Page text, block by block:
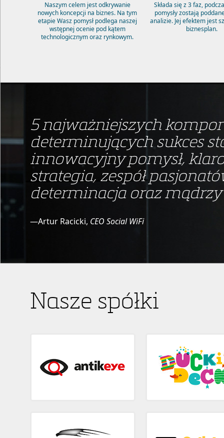
Naszym celem jest odkrywanie
nowych koncepcji na biznes. Na tym
etapie Wasz pomysł podlega naszej
wstępnej ocenie pod kątem
technologicznym oraz rynkowym.
Składa się z 3 faz,
pomysły zostają
analizie. Jej efektem jest
biznesplan.
5 najważniejszych
determinujących sukces
innowacyjny pomysł,
strategia, zespół
determinacja oraz
—Artur Racicki, CEO Social WiFi
Nasze spółki